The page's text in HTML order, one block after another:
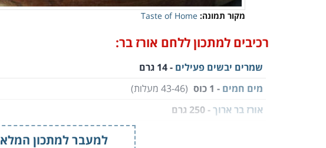
מקור תמונה: Taste of Home
רכיבים למתכון ללחם אורז בר:
שמרים יבשים פעילים - 14 גרם
מים חמים - 1 כוס
(43-46 מעלות)
אורז בר ארוך- 250 גרם
(לא מומלחים)
למעבר למתכון המלא